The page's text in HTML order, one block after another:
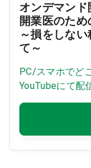
オンデマン
開業医のため
～損をしな
て～
PC/スマホでど
YouTubeにて配